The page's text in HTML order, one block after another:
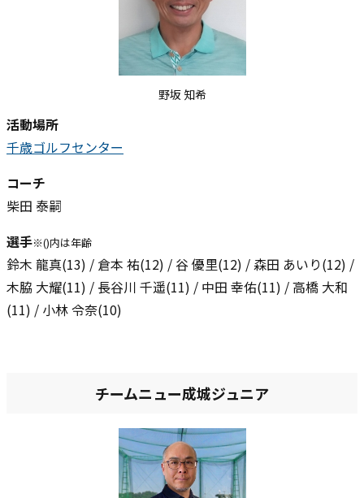
野坂 知希
活動場所
千歳ゴルフセンター
コーチ
柴田 泰嗣
選手※()内は年齢
鈴木 龍真(13) / 倉本 祐(12) / 谷 優里(12) / 森田 あいり(12) /
木脇 大耀(11) / 長谷川 千遥(11) / 中田 幸佑(11) / 高橋 大和
(11) / 小林 令奈(10)
チームニュー成城ジュニア